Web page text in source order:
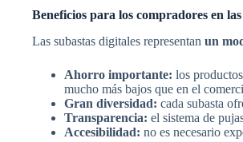
Beneficios para los compradores en
Las subastas digitales representan un
Ahorro importante: los
mucho más bajos que en el
Gran diversidad: cada subasta
Transparencia: el sistema de
Accesibilidad: no es necesario